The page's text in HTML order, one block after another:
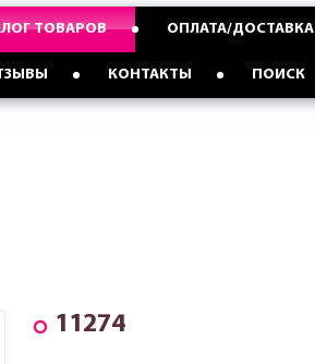
и
Опт с Украиной от
ТОВАРОВ ОПЛАТА/ДОСТАВКА
КОНТАКТЫ ПОИСК
11274